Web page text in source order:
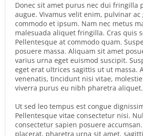
Donec sit amet purus nec dui fringilla
augue. Vivamus velit enim, pulvinar ac
commodo et ipsum. Nam nec metus
malesuada aliquet fringilla. Cras quis
Pellentesque at commodo quam.
posuere massa. Aliquam sit amet
varius urna eget euismod suscipit.
eget erat ultrices sagittis ut ut massa.
venenatis, tincidunt nisi vitae,
viverra purus eu nibh pharetra aliquet.
Ut sed leo tempus est congue
Pellentesque vitae consectetur nisi.
consectetur sapien posuere
placerat, pharetra urna sit amet,